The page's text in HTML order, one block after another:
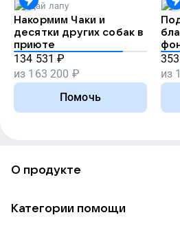
Дай лапу
Накормим Чаки и
десятки других собак в
приюте
134 531 ₽
из 163 200 ₽
Помочь
из
О продукте
Категории помощи